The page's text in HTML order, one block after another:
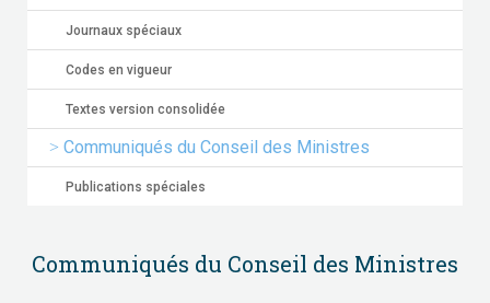
Journaux spéciaux
Codes en vigueur
Textes version consolidée
Communiqués du Conseil des Ministres
Publications spéciales
Communiqués du Conseil des Ministres